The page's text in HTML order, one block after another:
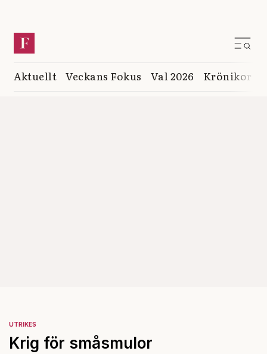
Aktuellt Veckans Fokus Val 2026 Krönikor
UTRIKES
Krig för småsmulor